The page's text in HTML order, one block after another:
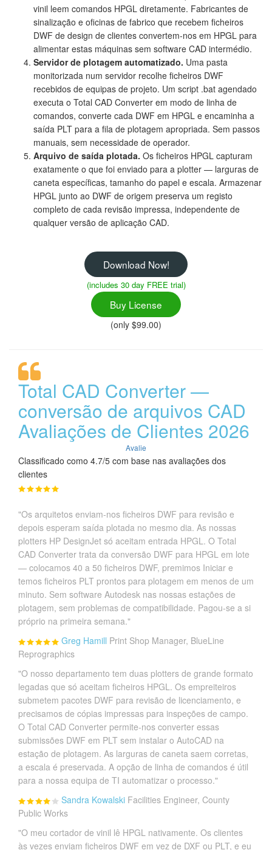
vinil leem comandos HPGL diretamente. Fabricantes de
sinalização e oficinas de fabrico que recebem ficheiros
DWF de design de clientes convertem-nos em HPGL para
alimentar estas máquinas sem software CAD intermédio.
Servidor de plotagem automatizado. Uma pasta
monitorizada num servidor recolhe ficheiros DWF
recebidos de equipas de projeto. Um script .bat agendado
executa o Total CAD Converter em modo de linha de
comandos, converte cada DWF em HPGL e encaminha a
saída PLT para a fila de plotagem apropriada. Sem passos
manuais, sem necessidade de operador.
Arquivo de saída plotada. Os ficheiros HPGL capturam
exatamente o que foi enviado para a plotter — larguras de
caneta específicas, tamanho do papel e escala. Armazenar
HPGL junto ao DWF de origem preserva um registo
completo de cada revisão impressa, independente de
qualquer versão de aplicação CAD.
Download Now!
(includes 30 day FREE trial)
Buy License
(only $99.00)
Total CAD Converter —
conversão de arquivos CAD
Avaliações de Clientes 2026
Avalie
Classificado como 4.7/5 com base nas avaliações dos
clientes
"Os arquitetos enviam-nos ficheiros DWF para revisão e
depois esperam saída plotada no mesmo dia. As nossas
plotters HP DesignJet só aceitam entrada HPGL. O Total
CAD Converter trata da conversão DWF para HPGL em lote
— colocamos 40 a 50 ficheiros DWF, premimos Iniciar e
temos ficheiros PLT prontos para plotagem em menos de um
minuto. Sem software Autodesk nas nossas estações de
plotagem, sem problemas de compatibilidade. Pagou-se a si
próprio na primeira semana."
Greg Hamill Print Shop Manager, BlueLine
Reprographics
"O nosso departamento tem duas plotters de grande formato
legadas que só aceitam ficheiros HPGL. Os empreiteiros
submetem pacotes DWF para revisão de licenciamento, e
precisamos de cópias impressas para inspeções de campo.
O Total CAD Converter permite-nos converter essas
submissões DWF em PLT sem instalar o AutoCAD na
estação de plotagem. As larguras de caneta saem corretas,
a escala é preservada. A opção de linha de comandos é útil
para a nossa equipa de TI automatizar o processo."
Sandra Kowalski Facilities Engineer, County
Public Works
"O meu cortador de vinil lê HPGL nativamente. Os clientes
às vezes enviam ficheiros DWF em vez de DXF ou PLT, e eu